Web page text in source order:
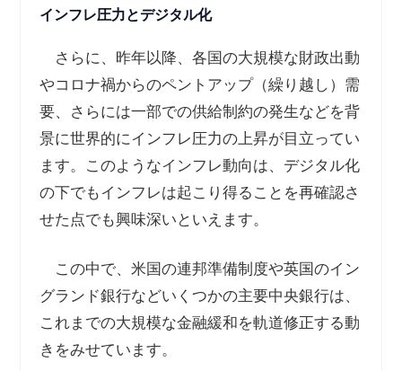
インフレ圧力とデジタル化
さらに、昨年以降、各国の大規模な財政出動
やコロナ禍からのペントアップ（繰り越し）需
要、さらには一部での供給制約の発生などを背
景に世界的にインフレ圧力の上昇が目立ってい
ます。このようなインフレ動向は、デジタル化
の下でもインフレは起こり得ることを再確認さ
せた点でも興味深いといえます。
この中で、米国の連邦準備制度や英国のイン
グランド銀行などいくつかの主要中央銀行は、
これまでの大規模な金融緩和を軌道修正する動
きをみせています。